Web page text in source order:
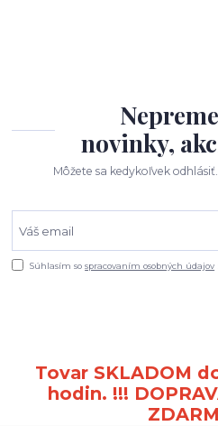
novinky,
Môžete sa kedykoľvek
Súhlasím sospracovaním osobných údajov
Tovar SKLADOM
hodin. !!!